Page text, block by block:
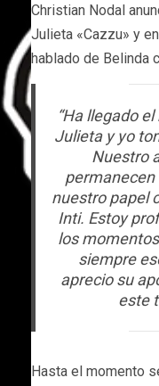
Christian Nodal
Julieta «Cazzu» y
hablado de Belinda
“Ha llegado
Julieta y yo
Nuestro
nuestro papel
Inti. Estoy
los
siempre
aprecio su
este
Hasta el momento